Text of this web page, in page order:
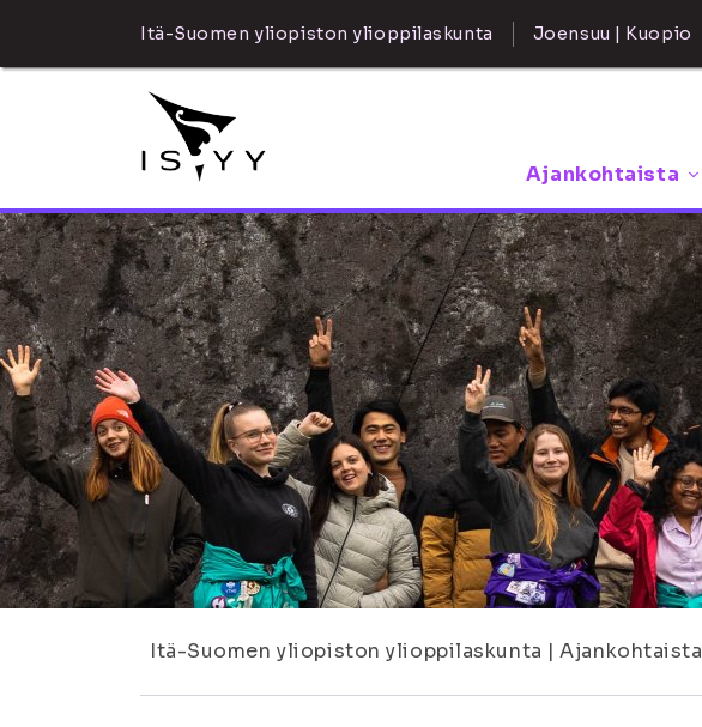
Itä-Suomen yliopiston ylioppilaskunta Joensuu | Kuopio
Ajankohtaista
Itä-Suomen yliopiston ylioppilaskunta | Ajankohtaista